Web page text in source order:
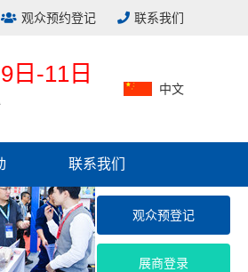
观众预约登记 联系我们
日-11日
中文
联系我们
观众预登记
展商登录